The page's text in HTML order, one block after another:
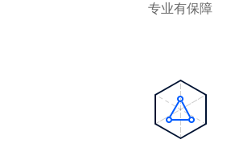
专业有保障